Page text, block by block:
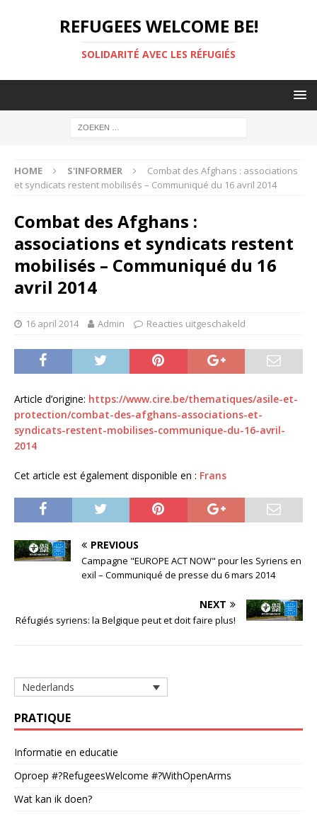
REFUGEES WELCOME BE!
SOLIDARITÉ AVEC LES RÉFUGIÉS
HOME S'INFORMER
Combat des Afghans : associations
et syndicats restent mobilisés – Communiqué du 16 avril 2014
Combat des Afghans :
associations et syndicats restent
mobilisés – Communiqué du 16
avril 2014
16 april 2014 Admin Reacties uitgeschakeld
Article d’origine: https://www.cire.be/thematiques/asile-et-
protection/combat-des-afghans-associations-et-
syndicats-restent-mobilises-communique-du-16-avril-
2014
Cet article est également disponible en : Frans
PREVIOUS
Campagne "EUROPE ACT NOW" pour les Syriens en
exil – Communiqué de presse du 6 mars 2014
NEXT
Réfugiés syriens: la Belgique peut et doit faire plus!
Nederlands
PRATIQUE
Informatie en educatie
Oproep #?RefugeesWelcome #?WithOpenArms
Wat kan ik doen?